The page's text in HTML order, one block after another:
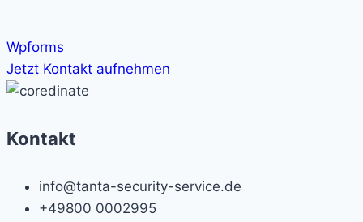
Wpforms
Jetzt Kontakt aufnehmen
Kontakt
info@tanta-security-service.de
+49800 0002995